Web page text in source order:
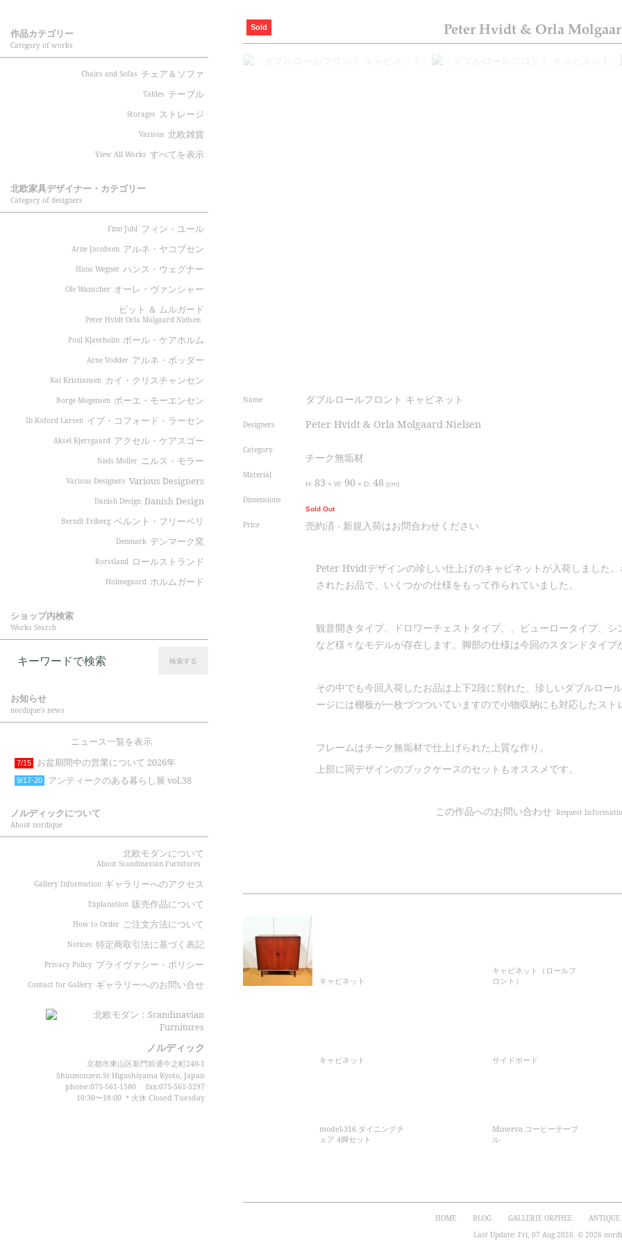
作品カテゴリー
Category of works
チェア＆ソファ
Chairs and Sofas
テーブル
Tables
ストレージ
Storages
北欧雑貨
Various
すべてを表示
View All Works
北欧家具デザイナー・カテゴリー
Category of designers
フィン・ユール
Finn Juhl
アルネ・ヤコブセン
Arne Jacobsen
ハンス・ウェグナー
Hans Wegner
オーレ・ヴァンシャー
Ole Wanscher
ビット ＆ ムルガード
Peter Hvidt Orla Molgaard Nielsen
ポール・ケアホルム
Poul Kjaerholm
アルネ・ボッダー
Arne Vodder
カイ・クリスチャンセン
Kai Kristiansen
ボーエ・モーエンセン
Borge Mogensen
イブ・コフォード・ラーセン
Ib Koford Larsen
アクセル・ケアスゴー
Aksel Kjersgaard
ニルス・モラー
Niels Moller
Various Designers
Various Designers
Danish Design
Danish Design
ベルント・フリーベリ
Berndt Friberg
デンマーク窯
Denmark
ロールストランド
Rorstland
ホルムガード
Holmegaard
ショップ内検索
Works Search
検索する
お知らせ
nordique's news
ニュース一覧を表示
7/15 お盆期間中の営業について 2026年
9/17-20 アンティークのある暮らし展 vol.38
ノルディックについて
About nordique
北欧モダンについて
About Scandinavian Furnitures
ギャラリーへのアクセス
Gallery Information
販売作品について
Explanation
ご注文方法について
How to Order
特定商取引法に基づく表記
Notices
プライヴァシー・ポリシー
Privacy Policy
ギャラリーへのお問い合せ
Contact for Gallery
ノルディック
京都市東山区新門前通中之町240-1
Shinmonzen.St Higashiyama Kyoto, Japan
phone:075-561-1580
fax:075-561-5297
10:30〜18:00 ＊火休 Closed Tuesday
Sold Peter Hvidt & Orla
Name ダブルロールフロント キャビネット
Designers Peter Hvidt & Orla Molgaard Nielsen
Category
Material
チーク無垢材
Dimensions
H: 83 × W: 90 × D: 48 (cm)
Price
Sold Out
売約済 - 新規入荷はお問合わせください
Peter Hvidtデザインの珍しい仕上げのキャビネットが入荷しました
されたお品で、いくつかの仕様をもって作られていました。
観音開きタイプ、ドロワーチェストタイプ、、ビューロータイプ、
など様々なモデルが存在します。脚部の仕様は今回のスタンドタイプ
その中でも今回入荷したお品は上下2段に別れた、珍しいダブルロー
ージには棚板が一枚づつついていますので小物収納にも対応したスト
フレームはチーク無垢材で仕上げられた上質な作り。
上部に同デザインのブックケースのセットもオススメです。
この作品へのお問い合わせ Request
キャビネット
キャビネット（ロールフ
ロント）
キャビネット サイドボード
model-316 ダイニングチ
ェア 4脚セット
Minerva コーヒーテーブ
ル
HOME BLOG GALLERIE ORPHEE ANTIQUE
Last Update: Fri, 07 Aug 2026. © 2026